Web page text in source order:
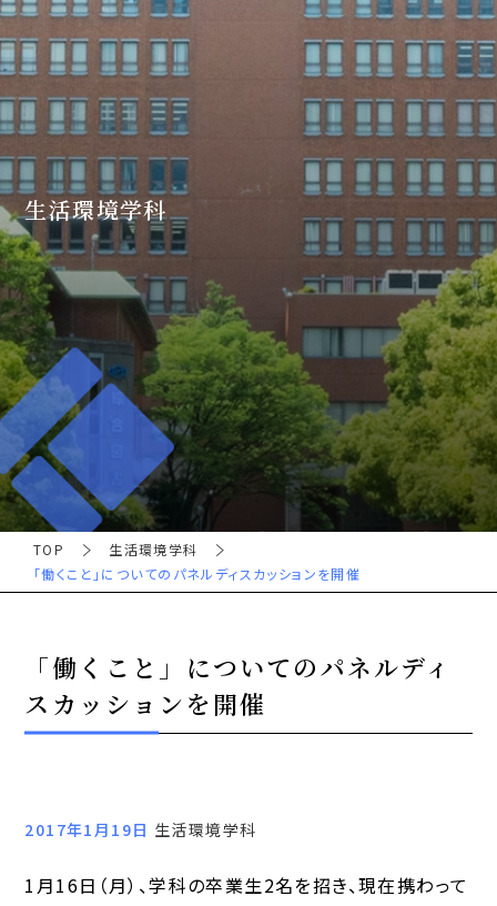
生活環境学科
TOP
生活環境学科
「働くこと」についてのパネルディスカッションを開催
「働くこと」についてのパネルディ
スカッションを開催
2017年1月19日 生活環境学科
1月16日（月）、学科の卒業生2名を招き、現在携わって